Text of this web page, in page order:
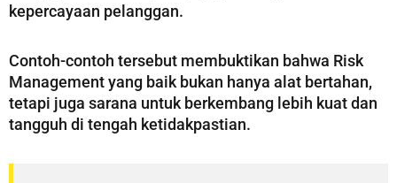
kepercayaan pelanggan.
Contoh-contoh tersebut membuktikan bahwa Risk
Management yang baik bukan hanya alat bertahan,
tetapi juga sarana untuk berkembang lebih kuat dan
tangguh di tengah ketidakpastian.